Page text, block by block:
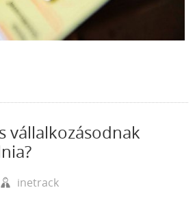
vállalkozásodnak
inetrack